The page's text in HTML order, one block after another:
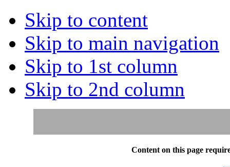
Skip to content
Skip to main navigation
Skip to 1st column
Skip to 2nd column
Content on this page